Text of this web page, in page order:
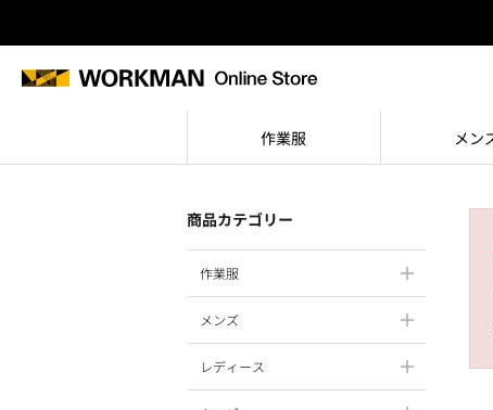
作業服 メン
商品カテゴリー
作業服
メンズ
レディース